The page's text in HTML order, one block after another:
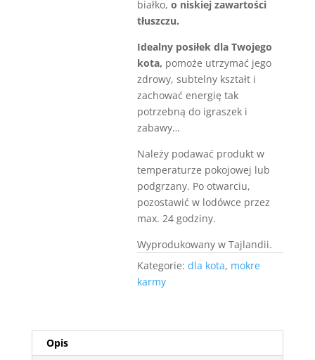
białko,o niskiej zawartości
tłuszczu.
Idealny posiłek dla Twojego
kota, pomoże utrzymać jego
zdrowy, subtelny kształt i
zachować energię tak
potrzebną do igraszek i
zabawy…
Należy podawać produkt w
temperaturze pokojowej lub
podgrzany. Po otwarciu,
pozostawić w lodówce przez
max. 24 godziny.
Wyprodukowany w Tajlandii.
Kategorie:dla kota, mokre
karmy
Opis